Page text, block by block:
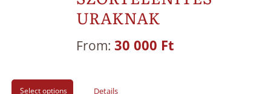
URAKNAK
From: 30 000 Ft
Select options Details